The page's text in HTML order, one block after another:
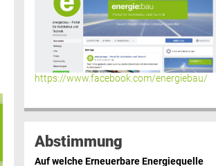
https://www.facebook.com/energiebau/
Abstimmung
Auf welche Erneuerbare Energiequelle